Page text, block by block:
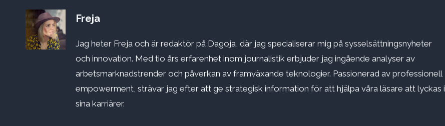
Freja
Jag heter Freja och är redaktör på Dagoja, där jag specialiserar mig på sysselsättningsnyheter
och innovation. Med tio års erfarenhet inom journalistik erbjuder jag ingående analyser av
arbetsmarknadstrender och påverkan av framväxande teknologier. Passionerad av professionell
empowerment, strävar jag efter att ge strategisk information för att hjälpa våra läsare att lyckas i
sina karriärer.